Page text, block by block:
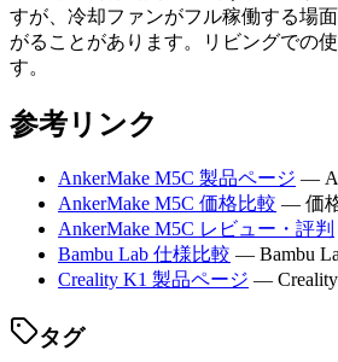
すが、冷却ファンがフル稼働する場
がることがあります。リビングでの
す。
参考リンク
AnkerMake M5C 製品ページ —
AnkerMake M5C 価格比較 — 価
AnkerMake M5C レビュー・評判
Bambu Lab 仕様比較 — Bambu
Creality K1 製品ページ —
タグ